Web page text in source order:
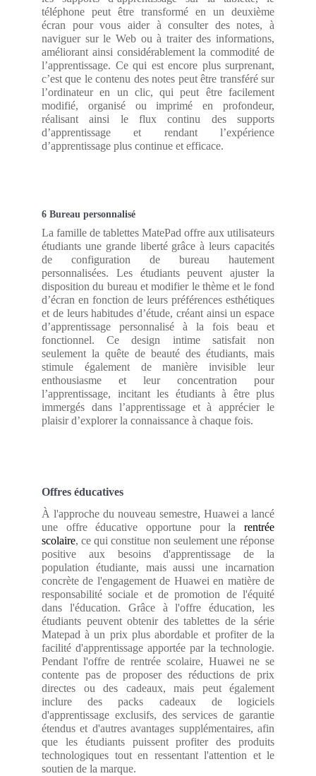
téléphone peut être transformé en un deuxième
écran pour vous aider à consulter des notes, à
naviguer sur le Web ou à traiter des informations,
améliorant ainsi considérablement la commodité de
l’apprentissage. Ce qui est encore plus surprenant,
c’est que le contenu des notes peut être transféré sur
l’ordinateur en un clic, qui peut être facilement
modifié, organisé ou imprimé en profondeur,
réalisant ainsi le flux continu des supports
d’apprentissage et rendant l’expérience
d’apprentissage plus continue et efficace.
6 Bureau personnalisé
La famille de tablettes MatePad offre aux utilisateurs
étudiants une grande liberté grâce à leurs capacités
de configuration de bureau hautement
personnalisées. Les étudiants peuvent ajuster la
disposition du bureau et modifier le thème et le fond
d’écran en fonction de leurs préférences esthétiques
et de leurs habitudes d’étude, créant ainsi un espace
d’apprentissage personnalisé à la fois beau et
fonctionnel. Ce design intime satisfait non
seulement la quête de beauté des étudiants, mais
stimule également de manière invisible leur
enthousiasme et leur concentration pour
l’apprentissage, incitant les étudiants à être plus
immergés dans l’apprentissage et à apprécier le
plaisir d’explorer la connaissance à chaque fois.
Offres éducatives
À l'approche du nouveau semestre, Huawei a lancé
une offre éducative opportune pour la rentrée
scolaire, ce qui constitue non seulement une réponse
positive aux besoins d'apprentissage de la
population étudiante, mais aussi une incarnation
concrète de l'engagement de Huawei en matière de
responsabilité sociale et de promotion de l'équité
dans l'éducation. Grâce à l'offre éducation, les
étudiants peuvent obtenir des tablettes de la série
Matepad à un prix plus abordable et profiter de la
facilité d'apprentissage apportée par la technologie.
Pendant l'offre de rentrée scolaire, Huawei ne se
contente pas de proposer des réductions de prix
directes ou des cadeaux, mais peut également
inclure des packs cadeaux de logiciels
d'apprentissage exclusifs, des services de garantie
étendus et d'autres avantages supplémentaires, afin
que les étudiants puissent profiter des produits
technologiques tout en ressentant l'attention et le
soutien de la marque.